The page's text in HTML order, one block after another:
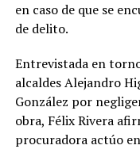
en caso de que se
de delito.
Entrevistada en
alcaldes Alejandro
González por
obra, Félix Rivera
procuradora actúo